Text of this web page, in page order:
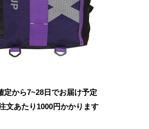
定から7~28日でお届け予定
文あたり 1000円かかります